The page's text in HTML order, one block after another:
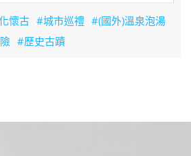
懷古 #城市巡禮 #(國外)溫泉泡湯
#歷史古蹟